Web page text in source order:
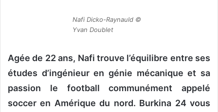
r
i
Nafi Dicko-Raynauld ©
Yvan Doublet
Agée de 22 ans, Nafi trouve l’équilibre entre ses
études d’ingénieur en génie mécanique et sa
passion le football communément appelé
soccer en Amérique du nord. Burkina 24 vous